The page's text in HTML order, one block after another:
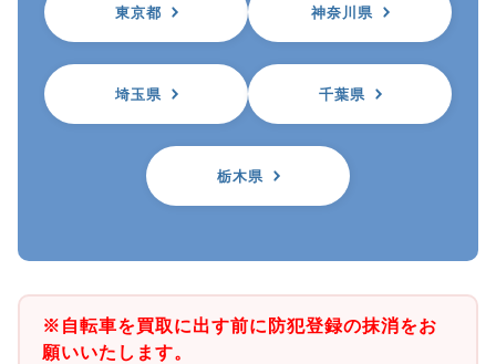
東京都 神奈川県
埼玉県 千葉県
栃木県
※自転車を買取に出す前に防犯登録の抹消をお
願いいたします。